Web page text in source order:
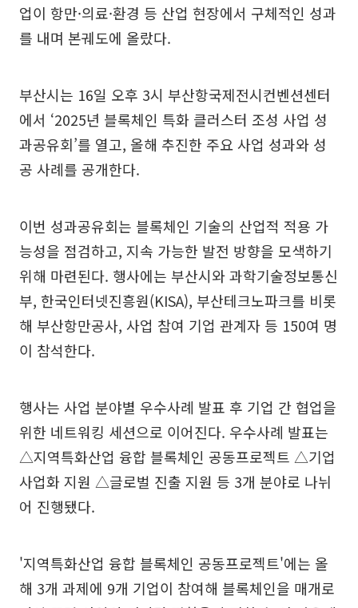
업이 항만·의료·환경 등 산업 현장에서 구체적인 성과
를 내며 본궤도에 올랐다.
부산시는 16일 오후 3시 부산항국제전시컨벤션센터
에서 ‘2025년 블록체인 특화 클러스터 조성 사업 성
과공유회’를 열고, 올해 추진한 주요 사업 성과와 성
공 사례를 공개한다.
이번 성과공유회는 블록체인 기술의 산업적 적용 가
능성을 점검하고, 지속 가능한 발전 방향을 모색하기
위해 마련된다. 행사에는 부산시와 과학기술정보통신
부, 한국인터넷진흥원(KISA), 부산테크노파크를 비롯
해 부산항만공사, 사업 참여 기업 관계자 등 150여 명
이 참석한다.
행사는 사업 분야별 우수사례 발표 후 기업 간 협업을
위한 네트워킹 세션으로 이어진다. 우수사례 발표는
△지역특화산업 융합 블록체인 공동프로젝트 △기업
사업화 지원 △글로벌 진출 지원 등 3개 분야로 나뉘
어 진행됐다.
'지역특화산업 융합 블록체인 공동프로젝트'에는 올
해 3개 과제에 9개 기업이 참여해 블록체인을 매개로